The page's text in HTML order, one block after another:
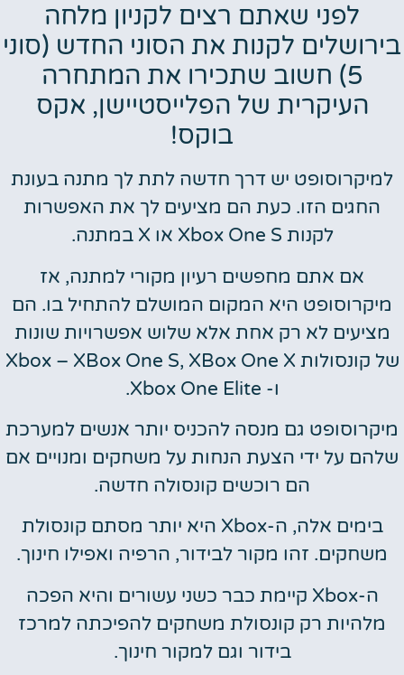
לפני שאתם רצים לקניון מלחה
בירושלים לקנות את הסוני החדש (סוני
5) חשוב שתכירו את המתחרה
העיקרית של הפלייסטיישן, אקס
בוקס!
למיקרוסופט יש דרך חדשה לתת לך מתנה בעונת
החגים הזו. כעת הם מציעים לך את האפשרות
לקנות Xbox One S או X במתנה.
אם אתם מחפשים רעיון מקורי למתנה, אז
מיקרוסופט היא המקום המושלם להתחיל בו. הם
מציעים לא רק אחת אלא שלוש אפשרויות שונות
של קונסולות Xbox – XBox One S, XBox One X
ו- Xbox One Elite.
מיקרוסופט גם מנסה להכניס יותר אנשים למערכת
שלהם על ידי הצעת הנחות על משחקים ומנויים אם
הם רוכשים קונסולה חדשה.
בימים אלה, ה-Xbox היא יותר מסתם קונסולת
משחקים. זהו מקור לבידור, הרפיה ואפילו חינוך.
ה-Xbox קיימת כבר כשני עשורים והיא הפכה
מלהיות רק קונסולת משחקים להפיכתה למרכז
בידור וגם למקור חינוך.